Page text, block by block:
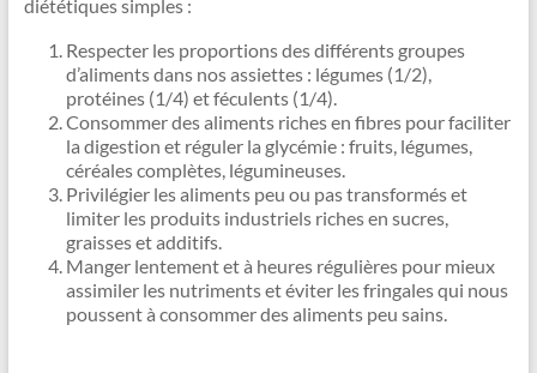
diététiques simples :
Respecter les proportions des différents groupes
d’aliments dans nos assiettes : légumes (1/2),
protéines (1/4) et féculents (1/4).
Consommer des aliments riches en fibres pour faciliter
la digestion et réguler la glycémie : fruits, légumes,
céréales complètes, légumineuses.
Privilégier les aliments peu ou pas transformés et
limiter les produits industriels riches en sucres,
graisses et additifs.
Manger lentement et à heures régulières pour mieux
assimiler les nutriments et éviter les fringales qui nous
poussent à consommer des aliments peu sains.